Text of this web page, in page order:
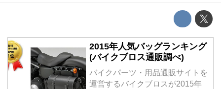
2015年人気バッグランキング
(バイクブロス通販調べ)
バイクパーツ・用品通販サイトを
運営するバイクブロスが2015年